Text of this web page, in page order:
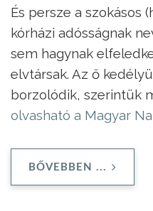
És persze a szokásos
kórházi adósságnak
sem hagynak
elvtársak. Az ő
borzolódik, szerintük
olvasható a Magyar
BŐVEBBEN ...